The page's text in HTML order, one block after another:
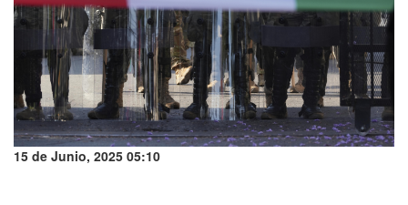
15 de Junio, 2025 05:10